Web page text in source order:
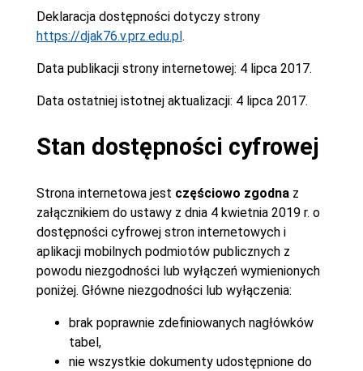
Deklaracja dostępności dotyczy strony
https://djak76.v.prz.edu.pl.
Data publikacji strony internetowej: 4 lipca 2017.
Data ostatniej istotnej aktualizacji: 4 lipca 2017.
Stan dostępności cyfrowej
Strona internetowa jest częściowo zgodna z
załącznikiem do ustawy z dnia 4 kwietnia 2019 r. o
dostępności cyfrowej stron internetowych i
aplikacji mobilnych podmiotów publicznych z
powodu niezgodności lub wyłączeń wymienionych
poniżej. Główne niezgodności lub wyłączenia:
brak poprawnie zdefiniowanych nagłówków
tabel,
nie wszystkie dokumenty udostępnione do